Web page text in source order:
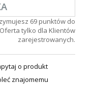
69 punktów do
tylko dla Klientów
zarejestrowanych.
o produkt
znajomemu